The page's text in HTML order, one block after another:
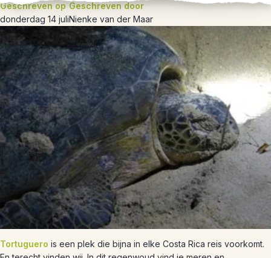
Geschreven op
donderdag 14 juli
Geschreven door
Nienke van der Maar
Tortuguero is een plek die bijna in elke Costa Rica reis voorkomt.